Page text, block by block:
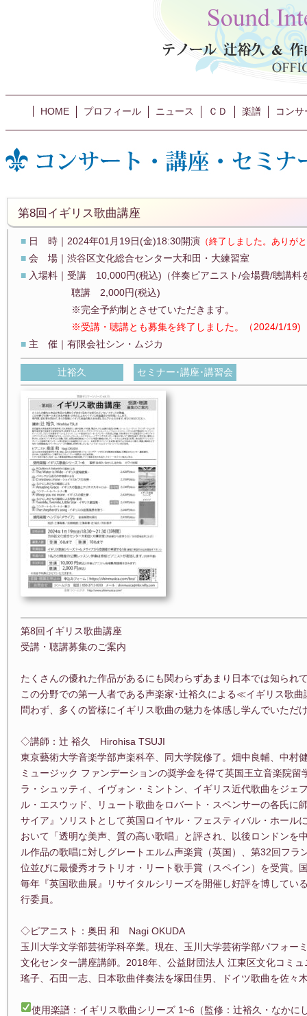
HOME プロフィール ニュース ＣＤ 楽譜 コン
第8回イギリス歌曲講座
■ 日 時｜2024年01月19日(金)18:30開演 （終了しました。ありが
■ 会 場｜渋谷区文化総合センター大和田・大練習室
■ 入場料｜受講 10,000円(税込)（伴奏ピアニスト/会場費/聴講料
聴講 2,000円(税込)
※完全予約制とさせていただきます。
※受講・聴講とも募集を終了しました。（2024/1/19)
■ 主 催｜有限会社シン・ムジカ
辻裕久 セミナー･講座･講習会
第8回イギリス歌曲講座
受講・聴講募集のご案内
たくさんの優れた作品があるにも関わらずあまり日本では知られ
この分野での第一人者である声楽家･辻裕久による≪イギリス歌
問わず、多くの皆様にイギリス歌曲の魅力を体感し学んでいただ
◇講師：辻 裕久 Hirohisa TSUJI
東京藝術大学音楽学部声楽科卒、同大学院修了。畑中良輔、中村
ミュージック ファンデーションの奨学金を得て英国王立音楽院
ラ・シュッティ、イヴォン・ミントン、イギリス近代歌曲をジェ
ル・エスウッド、リュート歌曲をロバート・スペンサーの各氏に
サイア』ソリストとして英国ロイヤル・フェスティバル・ホール
おいて「透明な美声、質の高い歌唱」と評され、以後ロンドンを
ル作品の歌唱に対しグレートエルム声楽賞（英国）、第32回フ
位並びに最優秀オラトリオ・リート歌手賞（スペイン）を受賞。
毎年『英国歌曲展』リサイタルシリーズを開催し好評を博してい
行委員。
◇ピアニスト：奥田 和 Nagi OKUDA
玉川大学文学部芸術学科卒業。現在、玉川大学芸術学部パフォー
文化センター講座講師。2018年、公益財団法人 江東区文化コミ
瑤子、石田一志、日本歌曲伴奏法を塚田佳男、ドイツ歌曲を佐々
使用楽譜：イギリス歌曲シリーズ 1~6（監修：辻裕久・なかに